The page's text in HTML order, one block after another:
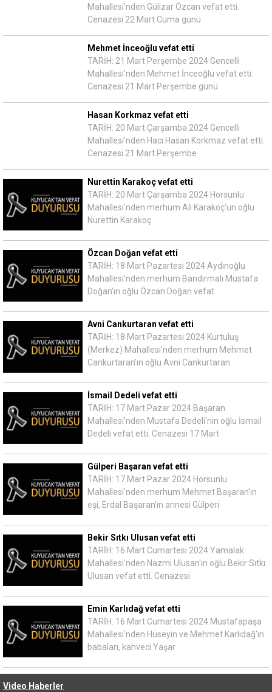
Mahallesi'nden Gülizar Özcan vefat etti.
Cenazesi 22 Mart Cuma günü
Mehmet İnceoğlu vefat etti
TARİH: 21 Mart Perşembe 2024 Gencelli
Mahallesi'nden Mehmet İnceoğlu vefat etti.
Cenazesi 21 Mart Perşembe günü
Hasan Korkmaz vefat etti
TARİH: 20 Mart Çarşamba 2024 Gencelli
Mahallesi'nden Hacı Hasan Korkmaz vefat etti.
Cenazesi 21 Mart Perşembe
Nurettin Karakoç vefat etti
TARİH: 20 Mart Çarşamba 2024 Horsunlu
Mahallesi'nden merhum Ali Karakoç'un oğlu
Nurettin Karakoç
Özcan Doğan vefat etti
TARİH: 18 Mart Pazartesi 2024 Aydınoğlu
Mahallesi'nden merhum Bandırmalı Mustafa
Doğan'ın oğlu Özcan Doğan vefat
Avni Cankurtaran vefat etti
TARİH: 18 Mart Pazartesi 2024 Kurtuluş
(Merkez) Mahallesi'nden merhum Mehmet
Cankurtaran'ın oğlu Avni Cankurtaran
İsmail Dedeli vefat etti
TARİH: 17 Mart Pazar 2024 Başaran
Mahallesi'nden Mustafa Dedeli'nin oğlu İsmail
Dedeli vefat etti. Cenazesi 17 Mart
Gülperi Başaran vefat etti
TARİH: 17 Mart Pazar 2024 Horsunlu
Mahallesi'nden merhum Mehmet Başaran'ın
eşi, Erdal Başaran'ın annesi Gülperi
Bekir Sıtkı Ulusan vefat etti
TARİH: 16 Mart Cumartesi 2024 Yamalak
Mahallesi'nden Nazmi Ulusan'ın oğlu Bekir Sıtkı
Ulusan vefat etti. Cenazesi
Emin Karlıdağ vefat etti
TARİH: 16 Mart Cumartesi 2024 Mustafapaşa
Mahallesi'nden Hüseyin ve Mehmet Karlıdağ'ın
babaları, kahveci Yaşar
Video Haberler